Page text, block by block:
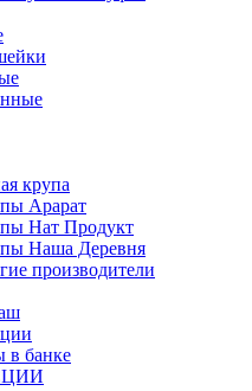
крупа
Арарат
Нат Продукт
Наша Деревня
производители
в банке